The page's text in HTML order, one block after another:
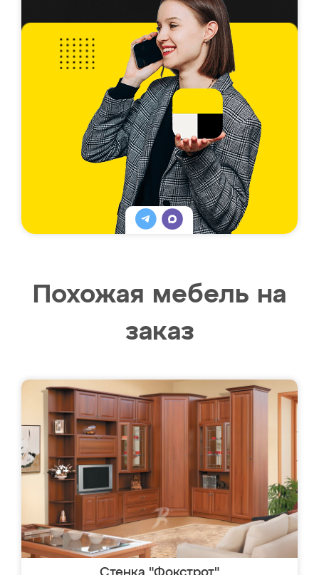
Похожая мебель на
заказ